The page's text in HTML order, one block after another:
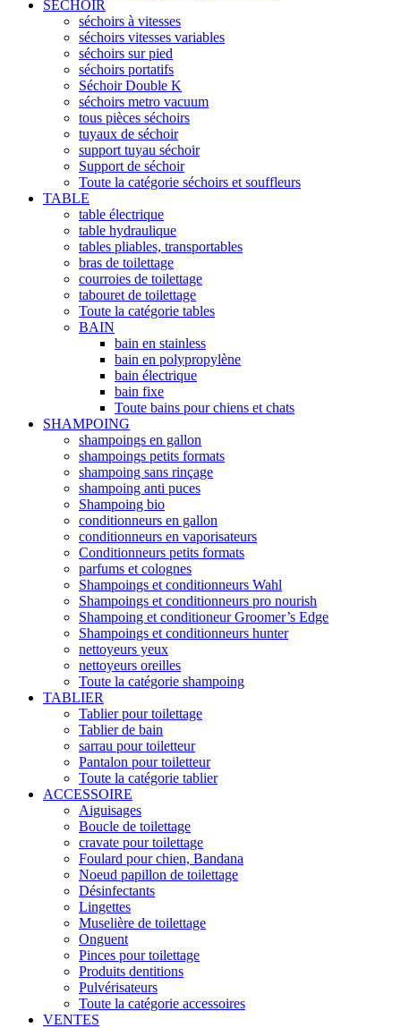
SÉCHOIR
séchoirs à vitesses
séchoirs vitesses variables
séchoirs sur pied
séchoirs portatifs
Séchoir Double K
séchoirs metro vacuum
tous pièces séchoirs
tuyaux de séchoir
support tuyau séchoir
Support de séchoir
Toute la catégorie séchoirs et souffleurs
TABLE
table électrique
table hydraulique
tables pliables, transportables
bras de toilettage
courroies de toilettage
tabouret de toilettage
Toute la catégorie tables
BAIN
bain en stainless
bain en polypropylène
bain électrique
bain fixe
Toute bains pour chiens et chats
SHAMPOING
shampoings en gallon
shampoings petits formats
shampoing sans rinçage
shampoing anti puces
Shampoing bio
conditionneurs en gallon
conditionneurs en vaporisateurs
Conditionneurs petits formats
parfums et colognes
Shampoings et conditionneurs Wahl
Shampoings et conditionneurs pro nourish
Shampoing et conditioneur Groomer’s Edge
Shampoings et conditionneurs hunter
nettoyeurs yeux
nettoyeurs oreilles
Toute la catégorie shampoing
TABLIER
Tablier pour toilettage
Tablier de bain
sarrau pour toiletteur
Pantalon pour toiletteur
Toute la catégorie tablier
ACCESSOIRE
Aiguisages
Boucle de toilettage
cravate pour toilettage
Foulard pour chien, Bandana
Noeud papillon de toilettage
Désinfectants
Lingettes
Muselière de toilettage
Onguent
Pinces pour toilettage
Produits dentitions
Pulvérisateurs
Toute la catégorie accessoires
VENTES